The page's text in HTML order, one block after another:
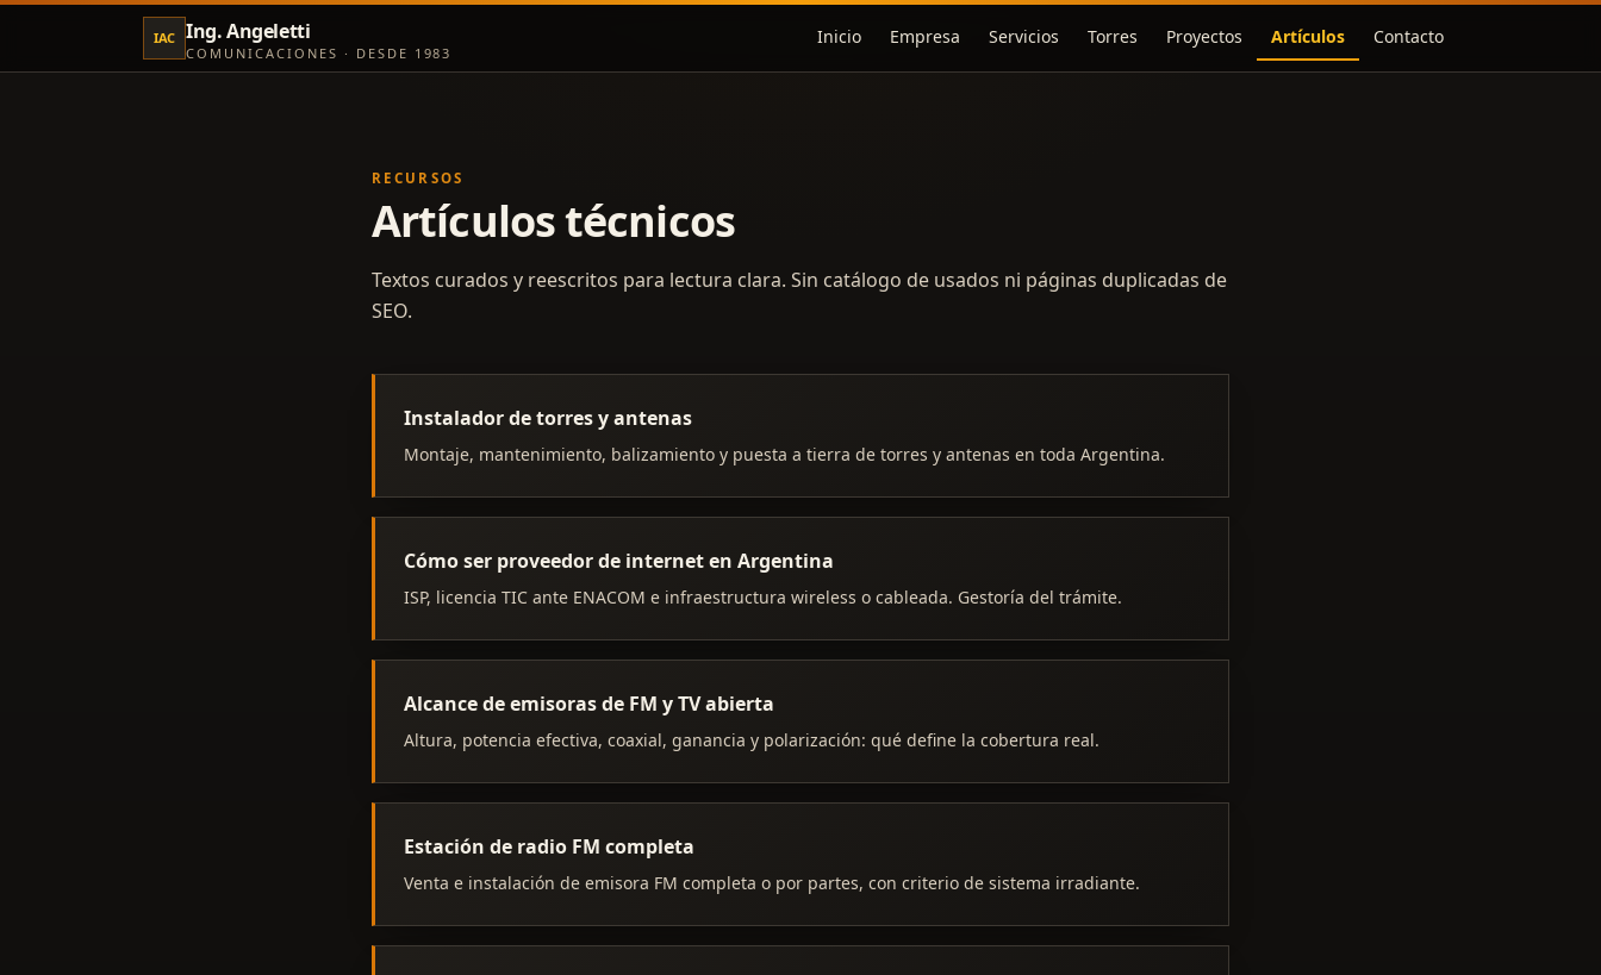
IAC Ing. Angeletti
COMUNICACIONES · DESDE 1983
Inicio Empresa Servicios Torres Proyectos Artículos Contacto
RECURSOS
Artículos técnicos
Textos curados y reescritos para lectura clara. Sin catálogo de usados ni páginas duplicadas de
SEO.
Instalador de torres y antenas
Montaje, mantenimiento, balizamiento y puesta a tierra de torres y antenas en toda Argentina.
Cómo ser proveedor de internet en Argentina
ISP, licencia TIC ante ENACOM e infraestructura wireless o cableada. Gestoría del trámite.
Alcance de emisoras de FM y TV abierta
Altura, potencia efectiva, coaxial, ganancia y polarización: qué define la cobertura real.
Estación de radio FM completa
Venta e instalación de emisora FM completa o por partes, con criterio de sistema irradiante.